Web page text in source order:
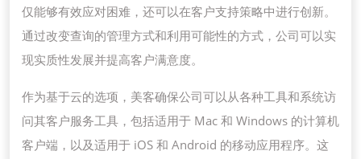
仅能够有效应对困难，还可以在客户支持策略中进行创新。
通过改变查询的管理方式和利用可能性的方式，公司可以实
现实质性发展并提高客户满意度。
作为基于云的选项，美客确保公司可以从各种工具和系统访
问其客户服务工具，包括适用于 Mac 和 Windows 的计算机
客户端，以及适用于 iOS 和 Android 的移动应用程序。这